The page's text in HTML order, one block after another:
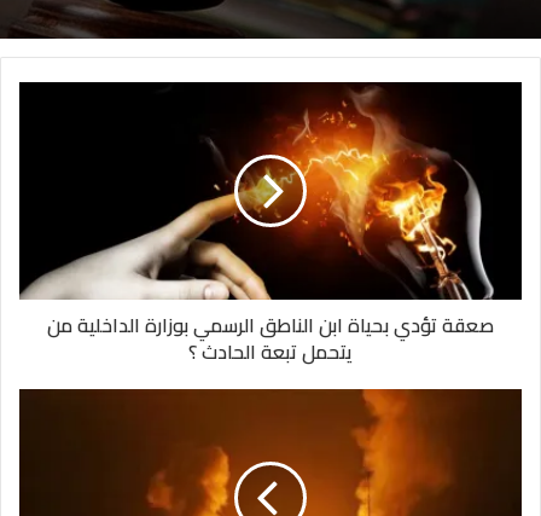
صعقة تؤدي بحياة ابن الناطق الرسمي بوزارة الداخلية من
يتحمل تبعة الحادث ؟